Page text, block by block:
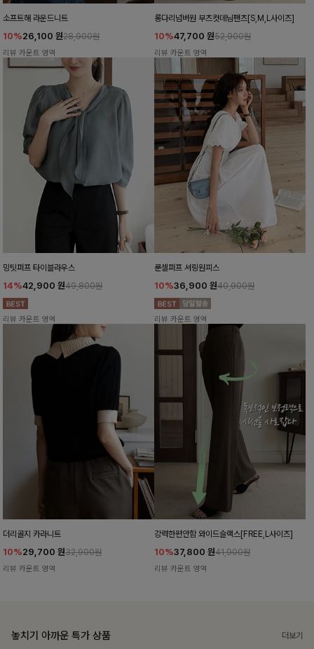
소프트해 라운드니트
10%26,100 원28,900원
리뷰 카운트 영역
롱다리넘버원 부츠컷데님팬츠[S,M,L사이즈]
10%47,700 원52,900원
리뷰 카운트 영역
밍팃퍼프 타이블라우스
14%42,900 원49,800원
리뷰 카운트 영역
룬셀퍼프 셔링원피스
10%36,900 원40,900원
리뷰 카운트 영역
더리골지 카라니트
10%29,700 원32,900원
리뷰 카운트 영역
강력한편안함 와이드슬랙스[FREE,L사이즈]
10%37,800 원41,900원
리뷰 카운트 영역
놓치기 아까운 특가 상품 더보기